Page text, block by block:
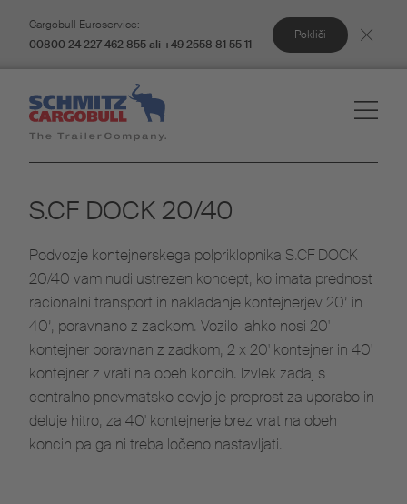
Cargobull Euroservice:
00800 24 227 462 855 ali +49 2558 81 55 11
Pokliči
S.CF DOCK 20/40
Podvozje kontejnerskega polpriklopnika S.CF DOCK
20/40 vam nudi ustrezen koncept, ko imata prednost
racionalni transport in nakladanje kontejnerjev 20’ in
40’, poravnano z zadkom. Vozilo lahko nosi 20'
kontejner poravnan z zadkom, 2 x 20' kontejner in 40'
kontejner z vrati na obeh koncih. Izvlek zadaj s
centralno pnevmatsko cevjo je preprost za uporabo in
deluje hitro, za 40' kontejnerje brez vrat na obeh
koncih pa ga ni treba ločeno nastavljati.